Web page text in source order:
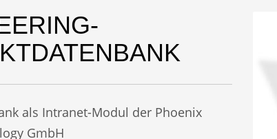
als Intranet-Modul der Phoenix
GmbH